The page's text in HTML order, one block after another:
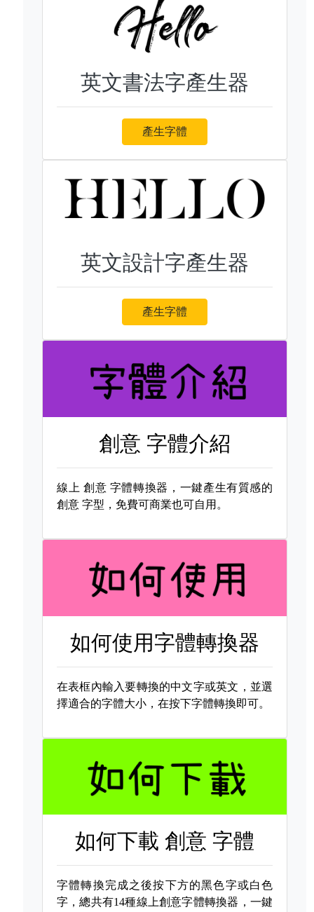
英文書法字產生器
產生字體
英文設計字產生器
產生字體
創意 字體介紹
線上 創意 字體轉換器，一鍵產生有質感的
創意 字型，免費可商業也可自用。
如何使用字體轉換器
在表框內輸入要轉換的中文字或英文，並選
擇適合的字體大小，在按下字體轉換即可。
如何下載創意 字體
字體轉換完成之後按下方的黑色字或白色
字，總共有14種線上創意字體轉換器，一鍵